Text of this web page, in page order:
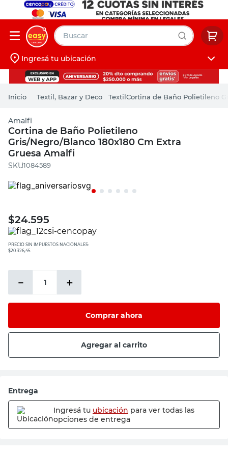
Buscar
Iniciá sesión
Ingresá tu ubicación
Textil, Bazar y Deco TextilCortina de Baño Polietileno
Amalfi
Cortina de Baño Polietileno
Gris/Negro/Blanco 180x180 Cm Extra
Gruesa Amalfi
:1084589
$24.595
PRECIO SIN IMPUESTOS NACIONALES:
$20.326,45
＋
－
Comprar ahora
Agregar al carrito
Entrega
Ingresá tu ubicación para ver todas las
opciones de entrega
muebles
pintura
escritorio
puertas
placard